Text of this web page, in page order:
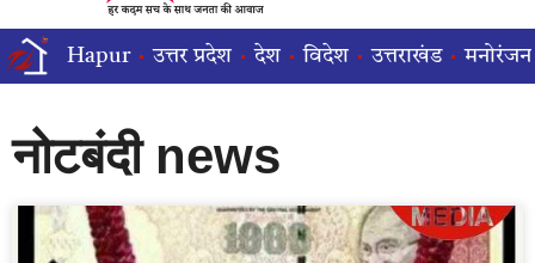
Hapur उत्तर प्रदेश देश विदेश उत्तराखंड मनोरंजन
नोटबंदी news